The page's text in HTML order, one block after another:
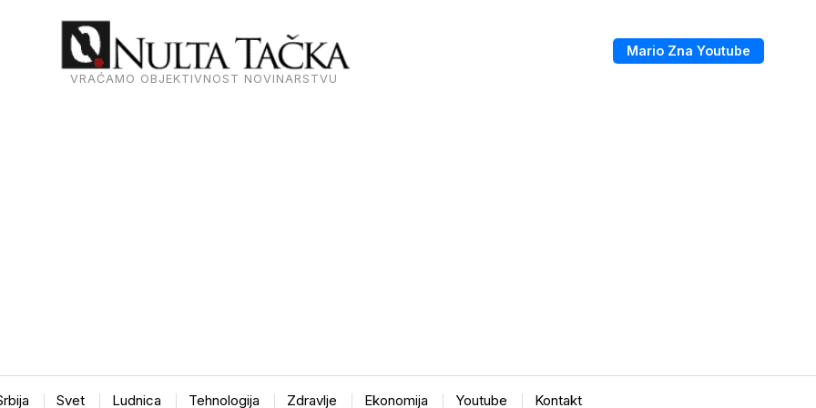
VRAĆAMO OBJEKTIVNOST NOVINARSTVU
Mario Zna Youtube
Svet Ludnica Tehnologija Zdravlje Ekonomija Youtube Kontakt